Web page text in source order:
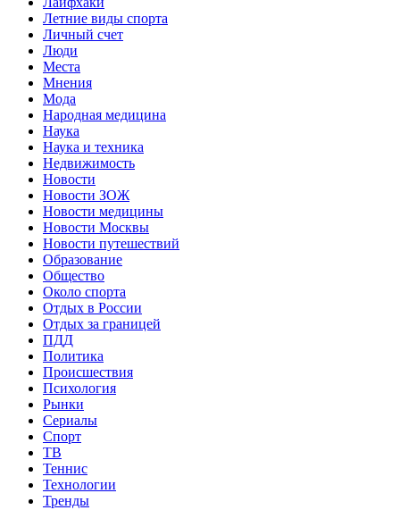
Летние виды спорта
Личный счет
Люди
Места
Мнения
Мода
Народная медицина
Наука
Наука и техника
Недвижимость
Новости
Новости ЗОЖ
Новости медицины
Новости Москвы
Новости путешествий
Образование
Общество
Около спорта
Отдых в России
Отдых за границей
ПДД
Политика
Происшествия
Психология
Рынки
Сериалы
Спорт
ТВ
Теннис
Технологии
Тренды